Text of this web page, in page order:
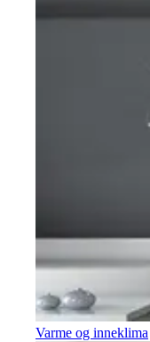
Varme og inneklima